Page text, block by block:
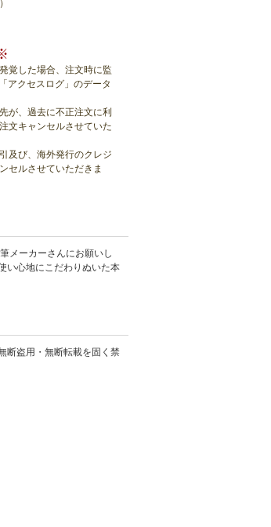
覚した場合、注文時に監
アクセスログ」のデータ
が、過去に不正注文に利
文キャンセルさせていた
及び、海外発行のクレジ
セルさせていただきま
メーカーさんにお願いし
い心地にこだわりぬいた本
断盗用・無断転載を固く禁